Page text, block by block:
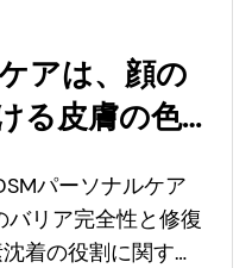
アは、顔の
る皮膚の色
の肌の多様
いる。
パーソナルケア
バリア完全性と修復
着の役割に関する